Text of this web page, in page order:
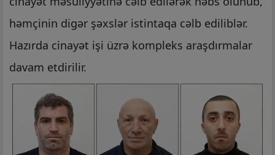
həmçinin digər şəxslər istintaqa cəlb ediliblər.
Hazırda cinayət işi üzrə kompleks araşdırmalar
davam etdirilir.